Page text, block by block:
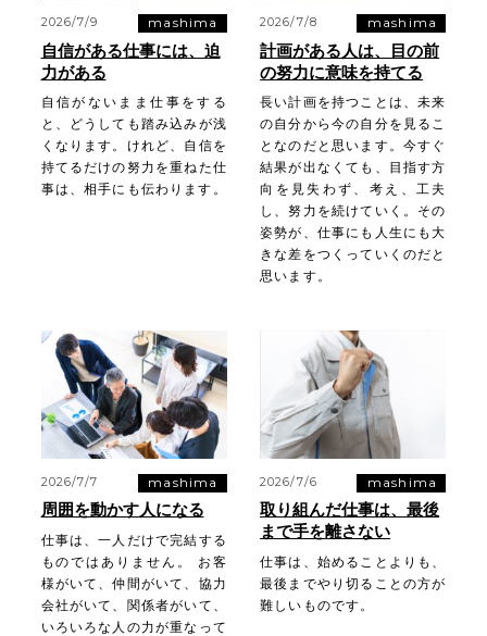
2026/7/9 mashima
自信がある仕事には、迫
力がある
自信がないまま仕事をする
と、どうしても踏み込みが浅
くなります。けれど、自信を
持てるだけの努力を重ねた仕
事は、相手にも伝わります。
2026/7/8 mashima
計画がある人は、目の前
の努力に意味を持てる
長い計画を持つことは、未来
の自分から今の自分を見るこ
となのだと思います。今すぐ
結果が出なくても、目指す方
向を見失わず、考え、工夫
し、努力を続けていく。その
姿勢が、仕事にも人生にも大
きな差をつくっていくのだと
思います。
2026/7/7 mashima
周囲を動かす人になる
仕事は、一人だけで完結する
ものではありません。 お客
様がいて、仲間がいて、協力
会社がいて、関係者がいて、
いろいろな人の力が重なって
2026/7/6 mashima
取り組んだ仕事は、最後
まで手を離さない
仕事は、始めることよりも、
最後までやり切ることの方が
難しいものです。